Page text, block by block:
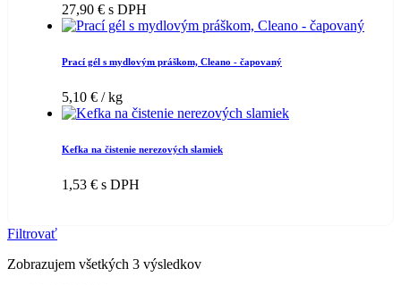
27,90 € s DPH
Prací gél s mydlovým práškom, Cleano - čapovaný
5,10 € / kg
Kefka na čistenie nerezových slamiek
1,53 € s DPH
Filtrovať
Zobrazujem všetkých 3 výsledkov